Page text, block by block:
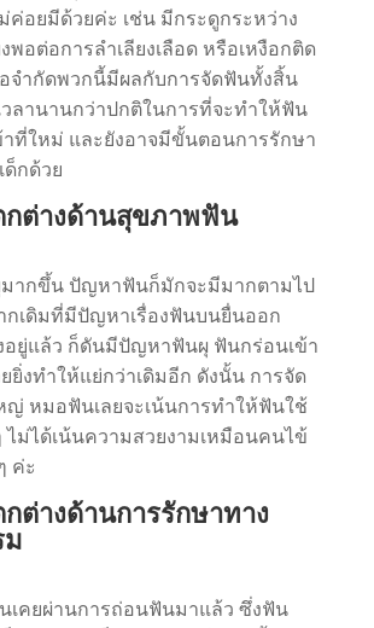
ค่อยมีด้วยค่ะ เช่น มีกระดูกระหว่าง
พอต่อการลำเลียงเลือด หรือเหงือกติด
จำกัดพวกนี้มีผลกับการจัดฟันทั้งสิ้น
วลานานกว่าปกติในการที่จะทำให้ฟัน
าที่ใหม่ และยังอาจมีขั้นตอนการรักษา
กด้วย
ต่างด้านสุขภาพฟัน
มากขึ้น ปัญหาฟันก็มักจะมีมากตามไป
กเดิมที่มีปัญหาเรื่องฟันบนยื่นออก
อยู่แล้ว ก็ดันมีปัญหาฟันผุ ฟันกร่อนเข้า
ยิ่งทำให้แย่กว่าเดิมอีก ดังนั้น การจัด
ญ่ หมอฟันเลยจะเน้นการทำให้ฟันใช้
ไม่ได้เน้นความสวยงามเหมือนคนไข้
ค่ะ
ต่างด้านการรักษาทาง
ม
เคยผ่านการถ่อนฟันมาแล้ว ซึ่งฟัน